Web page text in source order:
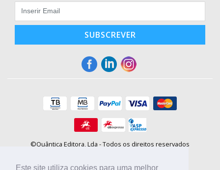
Este site utiliza cookies para uma melhor
SUBSCREVER
©Quântica Editora, Lda - Todos os direitos reservados
E-mail: info@booki.pt